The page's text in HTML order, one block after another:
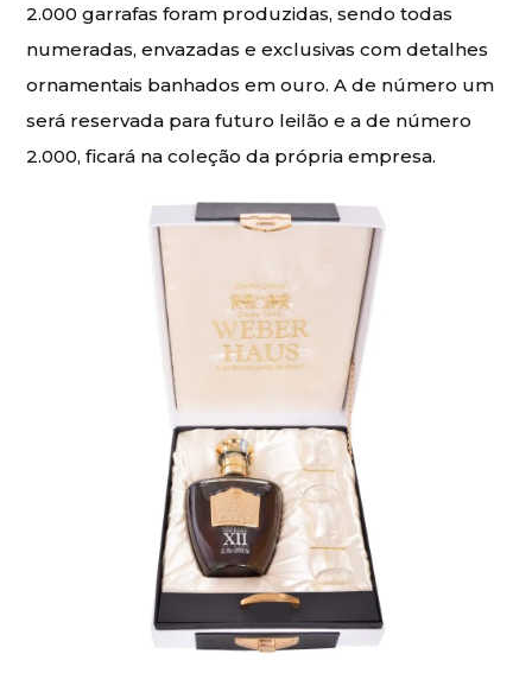
2.000 garrafas foram produzidas, sendo todas
numeradas, envazadas e exclusivas com detalhes
ornamentais banhados em ouro. A de número um
será reservada para futuro leilão e a de número
2.000, ficará na coleção da própria empresa.